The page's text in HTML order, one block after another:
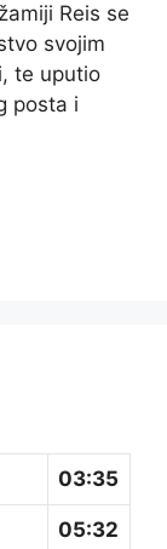
Reis se
svojim
te uputio
posta i
03:35
05:32